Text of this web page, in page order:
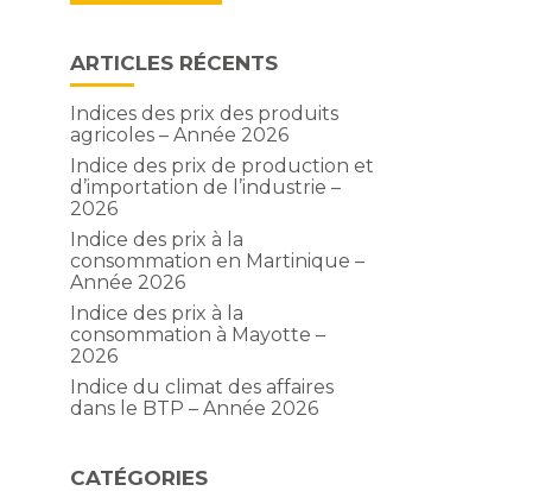
ARTICLES RÉCENTS
Indices des prix des produits
agricoles – Année 2026
Indice des prix de production et
d’importation de l’industrie –
2026
Indice des prix à la
consommation en Martinique –
Année 2026
Indice des prix à la
consommation à Mayotte –
2026
Indice du climat des affaires
dans le BTP – Année 2026
CATÉGORIES